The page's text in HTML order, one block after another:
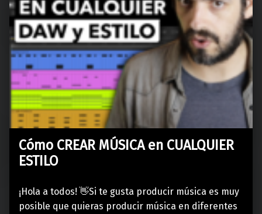
Cómo CREAR MÚSICA en CUALQUIER
ESTILO
¡Hola a todos! 👋Si te gusta producir música es muy
posible que quieras producir música en diferentes